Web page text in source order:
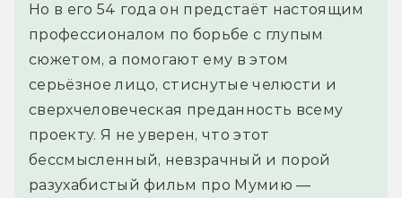
Но в его 54 года он предстаёт настоящим
профессионалом по борьбе с глупым
сюжетом, а помогают ему в этом
серьёзное лицо, стиснутые челюсти и
сверхчеловеческая преданность всему
проекту. Я не уверен, что этот
бессмысленный, невзрачный и порой
разухабистый фильм про Мумию —